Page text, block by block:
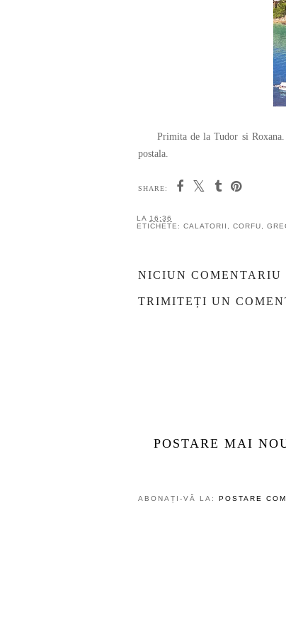
Primita de la Tudor si Roxana.
postala.
SHARE:
LA 16:36
ETICHETE: CALATORII CORFU
NICIUN COMENTARIU
TRIMITEȚI UN
POSTARE MAI
ABONAȚI-VĂ LA: POSTARE